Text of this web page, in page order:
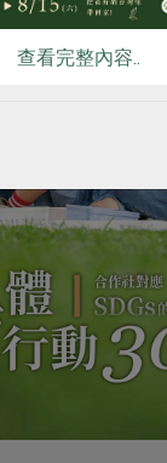
查看完整內容..